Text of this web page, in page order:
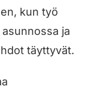
kun työ
ja
täyttyvät.